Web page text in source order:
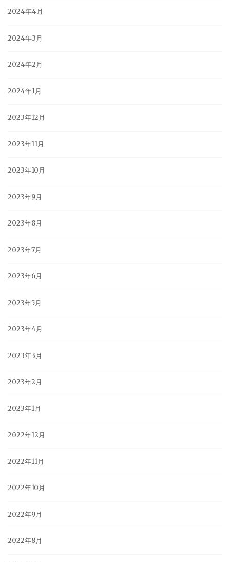
2024年4月
2024年3月
2024年2月
2024年1月
2023年12月
2023年11月
2023年10月
2023年9月
2023年8月
2023年7月
2023年6月
2023年5月
2023年4月
2023年3月
2023年2月
2023年1月
2022年12月
2022年11月
2022年10月
2022年9月
2022年8月